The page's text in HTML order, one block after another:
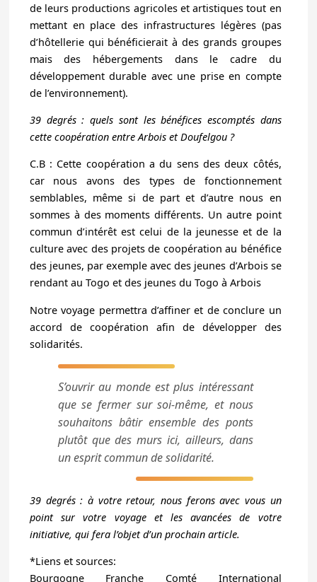
de leurs productions agricoles et artistiques tout en
mettant en place des infrastructures légères (pas
d’hôtellerie qui bénéficierait à des grands groupes
mais des hébergements dans le cadre du
développement durable avec une prise en compte
de l’environnement).
39 degrés : quels sont les bénéfices escomptés dans
cette coopération entre Arbois et Doufelgou ?
C.B : Cette coopération a du sens des deux côtés,
car nous avons des types de fonctionnement
semblables, même si de part et d’autre nous en
sommes à des moments différents. Un autre point
commun d’intérêt est celui de la jeunesse et de la
culture avec des projets de coopération au bénéfice
des jeunes, par exemple avec des jeunes d’Arbois se
rendant au Togo et des jeunes du Togo à Arbois
Notre voyage permettra d’affiner et de conclure un
accord de coopération afin de développer des
solidarités.
S’ouvrir au monde est plus intéressant
que se fermer sur soi-même, et nous
souhaitons bâtir ensemble des ponts
plutôt que des murs ici, ailleurs, dans
un esprit commun de solidarité.
39 degrés : à votre retour, nous ferons avec vous un
point sur votre voyage et les avancées de votre
initiative, qui fera l’objet d’un prochain article.
*Liens et sources:
Bourgogne Franche Comté International